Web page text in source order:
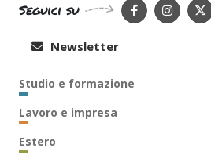
Seguici su
Newsletter
Studio e formazione
Lavoro e impresa
Estero